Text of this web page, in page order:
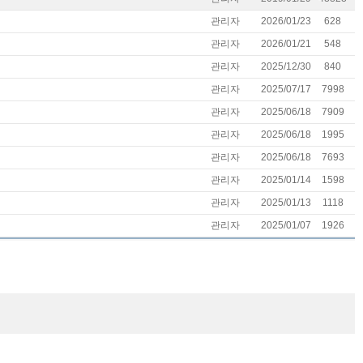
관리자 2026/01/23
628
관리자 2026/01/21
548
관리자 2025/12/30
840
관리자 2025/07/17
7998
관리자 2025/06/18
7909
관리자 2025/06/18
1995
관리자 2025/06/18
7693
관리자 2025/01/14
1598
관리자 2025/01/13
1118
관리자 2025/01/07 1926